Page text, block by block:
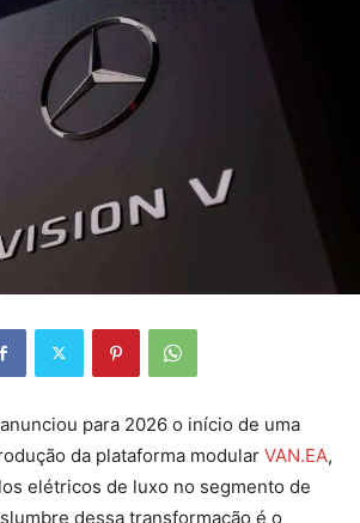
para 2026 o início de uma
da plataforma modular VAN.EA,
elétricos de luxo no segmento de
dessa transformação é o